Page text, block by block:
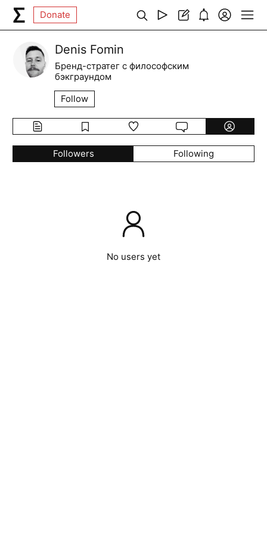
Donate
Denis Fomin
Бренд-стратег с философским
бэкграундом
Follow
Followers Following
No users yet